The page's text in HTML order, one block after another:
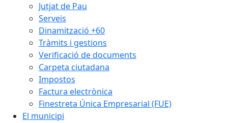
Jutjat de Pau
Serveis
Dinamització +60
Tràmits i gestions
Verificació de documents
Carpeta ciutadana
Impostos
Factura electrònica
Finestreta Única Empresarial (FUE)
El municipi